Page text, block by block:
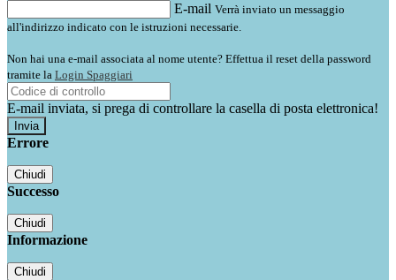
E-mail Verrà inviato un messaggio
all'indirizzo indicato con le istruzioni necessarie.
Non hai una e-mail associata al nome utente? Effettua il reset della password
tramite la Login Spaggiari
E-mail inviata, si prega di controllare la casella di posta elettronica!
Errore
Chiudi
Successo
Chiudi
Informazione
Chiudi